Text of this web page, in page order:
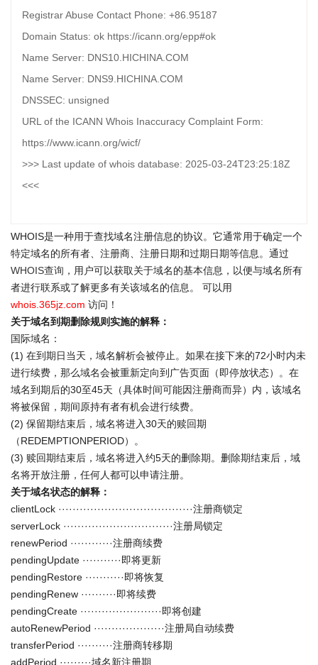
Registrar Abuse Contact Phone: +86.95187
Domain Status: ok https://icann.org/epp#ok
Name Server: DNS10.HICHINA.COM
Name Server: DNS9.HICHINA.COM
DNSSEC: unsigned
URL of the ICANN Whois Inaccuracy Complaint Form:
https://www.icann.org/wicf/
>>> Last update of whois database: 2025-03-24T23:25:18Z
<<<
WHOIS是一种用于查找域名注册信息的协议。它通常用于确定一个
特定域名的所有者、注册商、注册日期和过期日期等信息。通过
WHOIS查询 ，用户可以获取关于域名的基本信息，以便与域名所有
者进行联系或了解更多有关该域名的信息。 可以用
whois.365jz.com 访问！
关于域名到期删除规则实施的解释：
国际域名：
(1) 在到期日当天，域名解析会被停止。如果在接下来的72小时内未
进行续费，那么域名会被重新定向到广告页面（即停放状态）。在
域名到期后的30至45天（具体时间可能因注册商而异）内，该域名
将被保留，期间原持有者有机会进行续费。
(2) 保留期结束后，域名将进入30天的赎回期
（REDEMPTIONPERIOD）。
(3) 赎回期结束后，域名将进入约5天的删除期。删除期结束后，域
名将开放注册，任何人都可以申请注册。
关于域名状态的解释：
clientLock ······································注册商锁定
serverLock ·······························注册局锁定
renewPeriod ············注册商续费
pendingUpdate ···········即将更新
pendingRestore ···········即将恢复
pendingRenew ··········即将续费
pendingCreate ·······················即将创建
autoRenewPeriod ····················注册局自动续费
transferPeriod ··········注册商转移期
addPeriod ·········域名新注册期